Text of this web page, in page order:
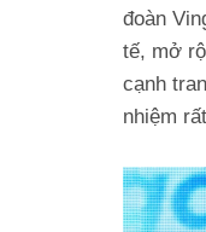
đoàn
tế, mở
cạnh
nhiệm